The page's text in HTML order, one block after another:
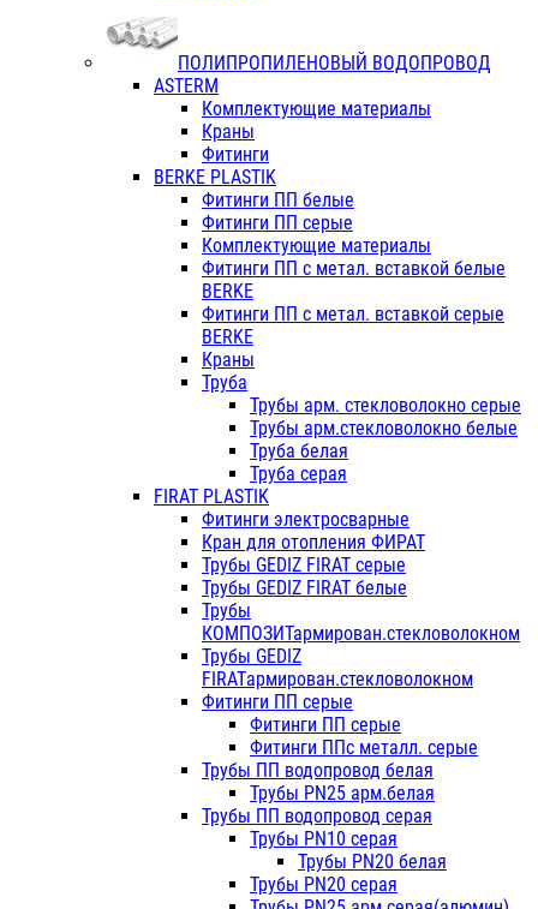
ПОЛИПРОПИЛЕНОВЫЙ ВОДОПРОВОД
ASTERM
Комплектующие материалы
Краны
Фитинги
BERKE PLASTIK
Фитинги ПП белые
Фитинги ПП серые
Комплектующие материалы
Фитинги ПП с метал. вставкой белые
BERKE
Фитинги ПП с метал. вставкой серые
BERKE
Краны
Труба
Трубы арм. стекловолокно серые
Трубы арм.стекловолокно белые
Труба белая
Труба серая
FIRAT PLASTIK
Фитинги электросварные
Кран для отопления ФИРАТ
Трубы GEDIZ FIRAT серые
Трубы GEDIZ FIRAT белые
Трубы
КОМПОЗИТармирован.стекловолокном
Трубы GEDIZ
FIRATармирован.стекловолокном
Фитинги ПП серые
Фитинги ПП серые
Фитинги ППс металл. серые
Трубы ПП водопровод белая
Трубы PN25 арм.белая
Трубы ПП водопровод серая
Трубы PN10 серая
Трубы PN20 белая
Трубы PN20 серая